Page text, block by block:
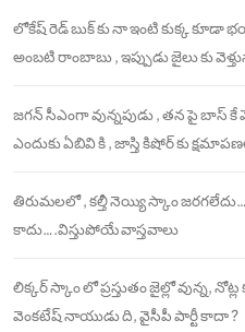
లోకేష్ రెడ్ బుక్ కు నా ఇంటి కుక్క కూడా
అంబటి రాంబాబు , ఇప్పుడు జైలు కు
జగన్ సీఎంగా వున్నపుడు , తన పై బాస్
ఎందుకు ఏబివి కి , జాస్తి కిషోర్ కు
తిరుమలలో , కల్తీ నెయ్యి స్కాం
కాదు….విస్తుపోయే వాస్తవాలు
లిక్కర్ స్కాం లో ప్రస్తుతం జైల్లో వున్న,
వెంకటేష్ నాయుడు ది, వైసీపీ పార్టీ కాదా ?